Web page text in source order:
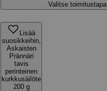
Valitse toimitustapa
Lisää
suosikkeihin,
Askaisten
Prännäri
tavis
perinteinen
kurkkusäilöte
200 g